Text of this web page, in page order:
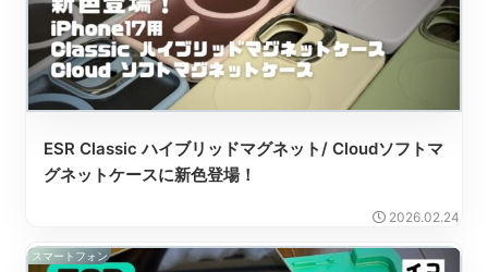
ESR Classic ハイブリッドマグネット/ Cloudソフトマ
グネットケースに新色登場！
2026.02.24
スマートフォン